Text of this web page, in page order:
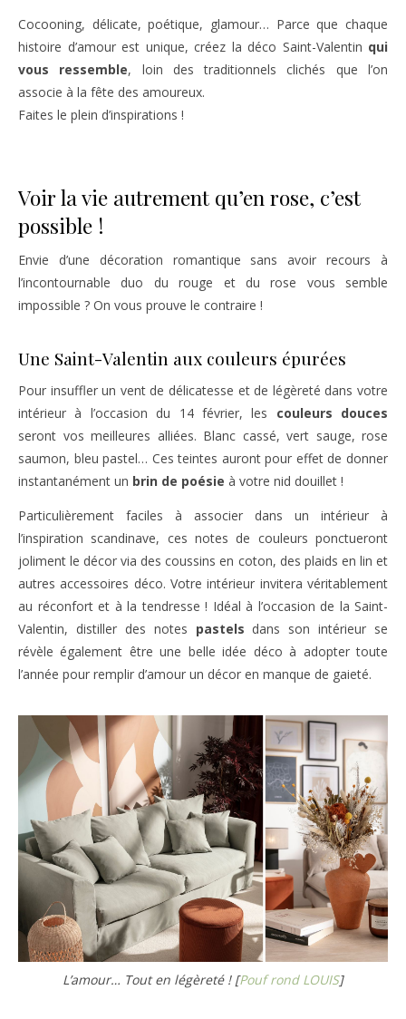
Cocooning, délicate, poétique, glamour… Parce que chaque
histoire d’amour est unique, créez la déco Saint-Valentin qui
vous ressemble, loin des traditionnels clichés que l’on
associe à la fête des amoureux.
Faites le plein d’inspirations !
Voir la vie autrement qu’en rose, c’est
possible !
Envie d’une décoration romantique sans avoir recours à
l’incontournable duo du rouge et du rose vous semble
impossible ? On vous prouve le contraire !
Une Saint-Valentin aux couleurs épurées
Pour insuffler un vent de délicatesse et de légèreté dans votre
intérieur à l’occasion du 14 février, les couleurs douces
seront vos meilleures alliées. Blanc cassé, vert sauge, rose
saumon, bleu pastel… Ces teintes auront pour effet de donner
instantanément un brin de poésie à votre nid douillet !
Particulièrement faciles à associer dans un intérieur à
l’inspiration scandinave, ces notes de couleurs ponctueront
joliment le décor via des coussins en coton, des plaids en lin et
autres accessoires déco. Votre intérieur invitera véritablement
au réconfort et à la tendresse ! Idéal à l’occasion de la Saint-
Valentin, distiller des notes pastels dans son intérieur se
révèle également être une belle idée déco à adopter toute
l’année pour remplir d’amour un décor en manque de gaieté.
L’amour… Tout en légèreté ! [Pouf rond LOUIS]